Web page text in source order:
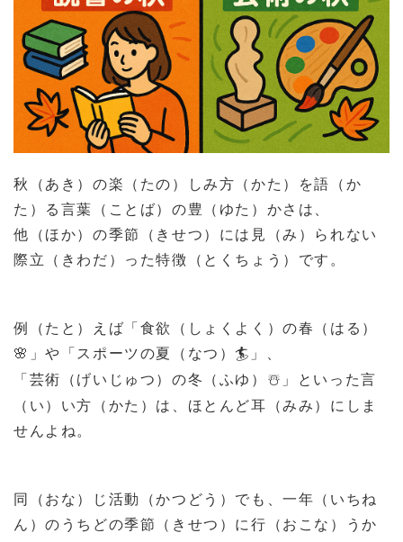
秋（あき）の楽（たの）しみ方（かた）を語（か
た）る言葉（ことば）の豊（ゆた）かさは、
他（ほか）の季節（きせつ）には見（み）られない
際立（きわだ）った特徴（とくちょう）です。
例（たと）えば「食欲（しょくよく）の春（はる）
🌸 」や「スポーツの夏（なつ） 🏄 」、
「芸術（げいじゅつ）の冬（ふゆ）
☃ 」といった言
（い）い方（かた）は、ほとんど耳（みみ）にしま
せんよね。
同（おな）じ活動（かつどう）でも、一年（いちね
ん）のうちどの季節（きせつ）に行（おこな）うか